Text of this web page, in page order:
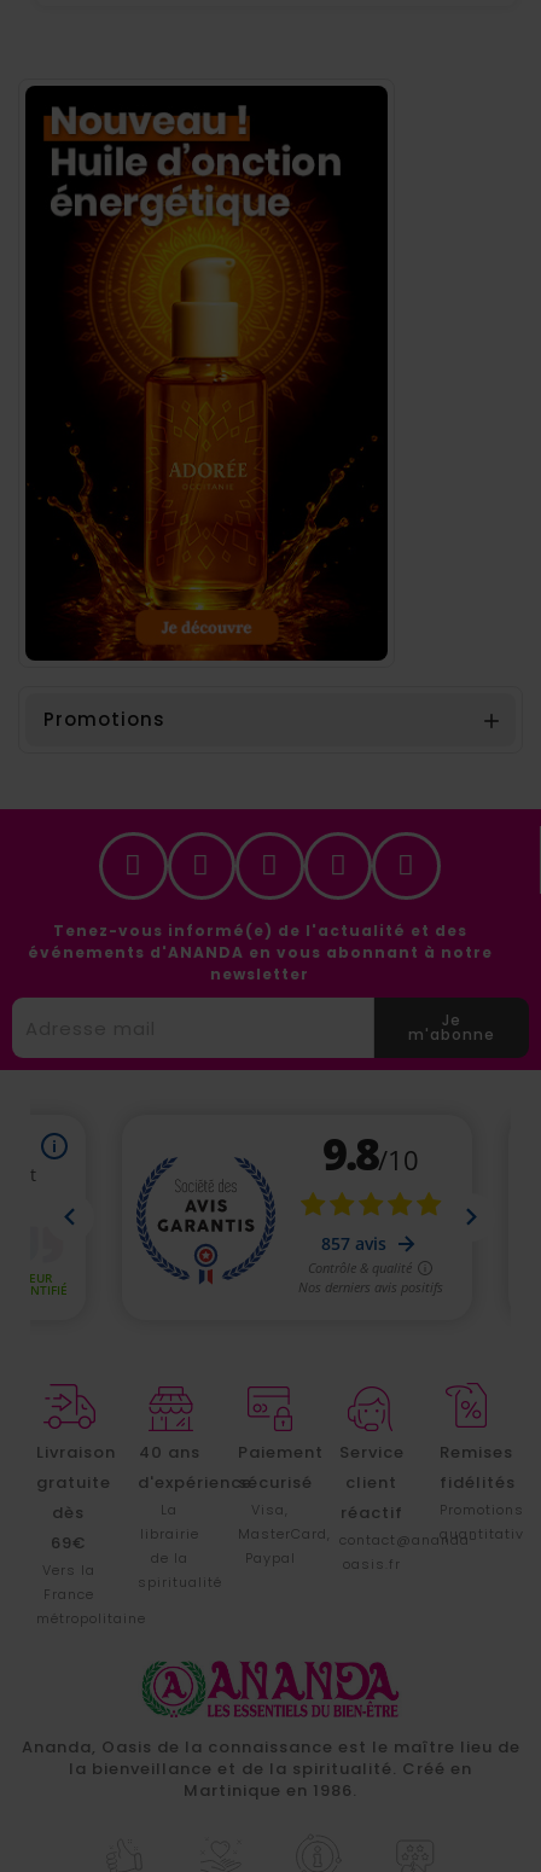
Promotions 
Tenez-vous informé(e) de l'actualité et des
événements d'ANANDA en vous abonnant à notre
newsletter
Je
m'abonne
Livraison
gratuite
dès
69€
Vers la
France
métropolitaine
40 ans
d'expérience
La
librairie
de la
spiritualité
Paiement
sécurisé
Visa,
MasterCard,
Paypal
Service
client
réactif
contact@ananda-
oasis.fr
Remises
fidélités
Promotions
Ananda, Oasis de la connaissance est le maître lieu de
la bienveillance et de la spiritualité. Créé en
Martinique en 1986.